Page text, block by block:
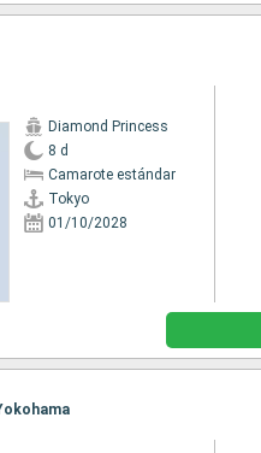
Diamond Princess
8 d
Camarote estándar
Tokyo
01/10/2028